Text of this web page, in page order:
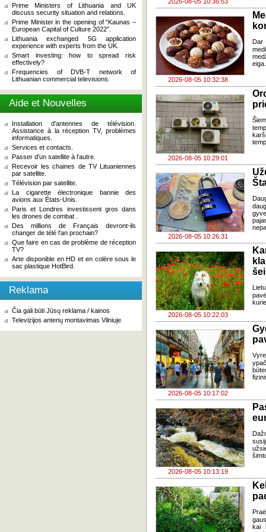
Prime Ministers of Lithuania and UK
discuss security situation and relations.
Prime Minister in the opening of “Kaunas –
European Capital of Culture 2022”.
Lithuania exchanged 5G application
experience with experts from the UK.
Smart investing: how to spread risk
effectively?
Frequencies of DVB-T network of
Lithuanian commercial televisions.
Aide et Nouvelles
Installation d'antennes de télévision.
Assistance à la réception TV, problèmes
informatiques.
Services et contacts.
Passer d'un satellite à l'autre.
Recevoir les chaines de TV Lituaniennes
par satellite.
Télévision par satellite.
La cigarette électronique bannie des
avions aux États-Unis.
Paris et Londres investissent gros dans
les drones de combat .
Des millions de Français devront-ils
changer de télé l'an prochain?
Que faire en cas de problème de réception
TV?
Arte disponible en HD et en colère sous le
sac plastique HotBird.
Reklama
Čia gali būti Jūsų reklama / kainos
Televizijos antenų montavimas Vilniuje
2026-08-05 10:32:38
Dar
2026-08-05 10:29:01
2026-08-05 10:26:31
2026-08-05 10:22:03
2026-08-05 10:17:02
2026-08-05 10:13:19
kai